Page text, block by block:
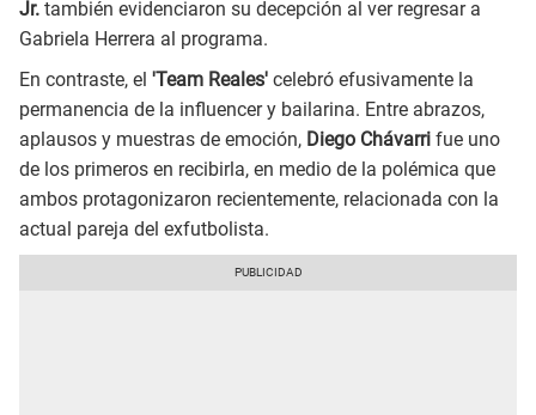
Jr. también evidenciaron su decepción al ver regresar a
Gabriela Herrera al programa.
En contraste, el 'Team Reales' celebró efusivamente la
permanencia de la influencer y bailarina. Entre abrazos,
aplausos y muestras de emoción, Diego Chávarri fue uno
de los primeros en recibirla, en medio de la polémica que
ambos protagonizaron recientemente, relacionada con la
actual pareja del exfutbolista.